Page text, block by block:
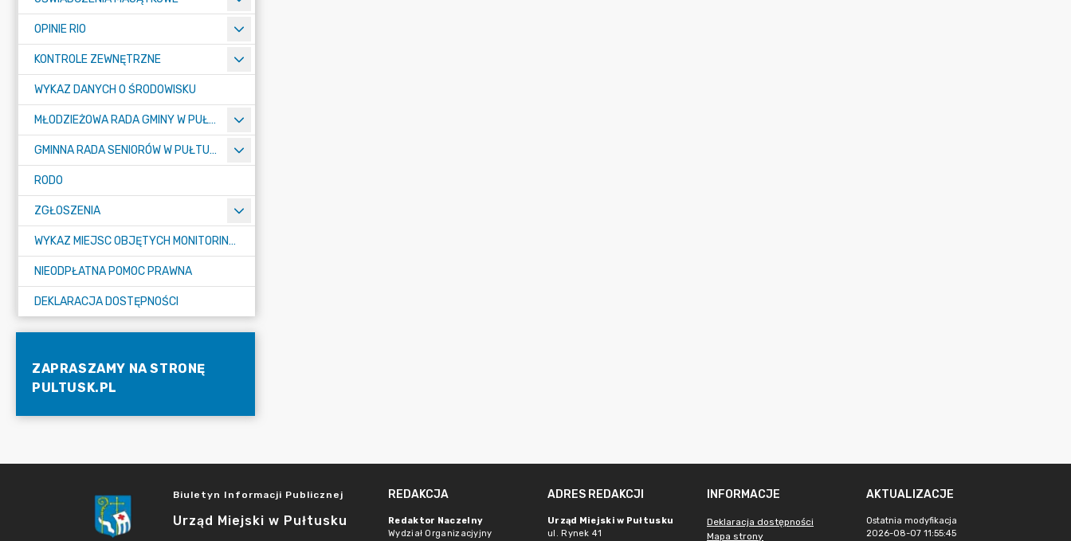
OPINIE RIO
KONTROLE ZEWNĘTRZNE
WYKAZ DANYCH O ŚRODOWISKU
MŁODZIEŻOWA RADA GMINY W PUŁTUSKU
GMINNA RADA SENIORÓW W PUŁTUSKU
RODO
ZGŁOSZENIA
WYKAZ MIEJSC OBJĘTYCH MONITORINGIEM
NIEODPŁATNA POMOC PRAWNA
DEKLARACJA DOSTĘPNOŚCI
ZAPRASZAMY NA STRONĘ
PULTUSK.PL
Biuletyn Informacji Publicznej
Urząd Miejski w Pułtusku
REDAKCJA
Redaktor Naczelny
Wydział Organizacjyjny
ADRES REDAKCJI
Urząd Miejski w Pułtusku
ul. Rynek 41
INFORMACJE
Deklaracja dostępności
Mapa strony
AKTUALIZACJE
Ostatnia modyfikacja
2026-08-07 11:55:45